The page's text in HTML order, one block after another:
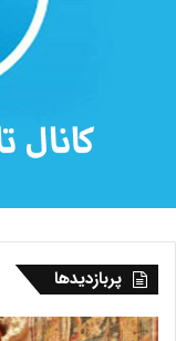
پربازدیدها